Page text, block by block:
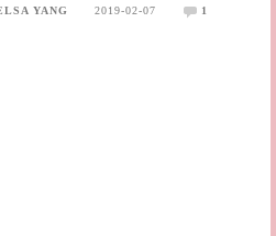
YANG 2019-02-07 1